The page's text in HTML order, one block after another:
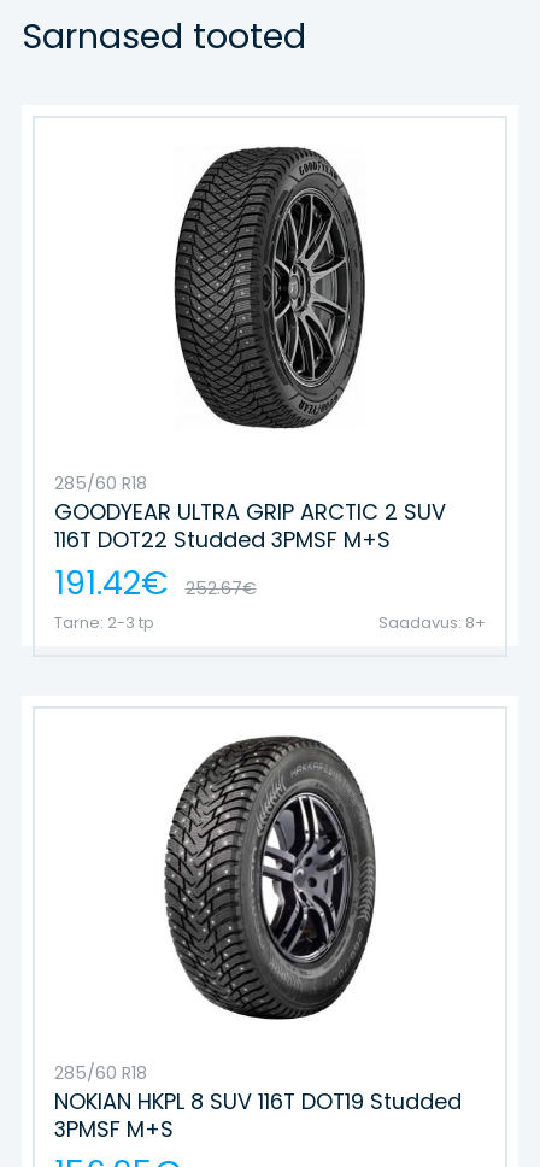
Sarnased tooted
285/60 R18
GOODYEAR ULTRA GRIP ARCTIC 2 SUV
116T DOT22 Studded 3PMSF M+S
191.42€ 252.67€
Tarne: 2-3 tp Saadavus: 8+
285/60 R18
NOKIAN HKPL 8 SUV 116T DOT19 Studded
3PMSF M+S